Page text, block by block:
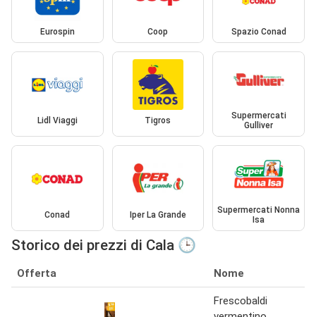
Eurospin Coop Spazio Conad
Lidl Viaggi Tigros
Supermercati
Gulliver
Conad Iper La Grande
Supermercati Nonna
Isa
Storico dei prezzi di Cala 🕒
Offerta Nome
Frescobaldi